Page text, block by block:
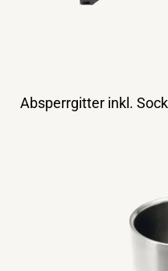
Absperrgitter inkl.